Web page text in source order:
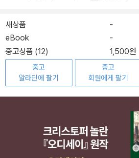
새상품
-
eBook
-
중고상품 (12) 1,500원
중고
알라딘에 팔기
중고
회원에게 팔기